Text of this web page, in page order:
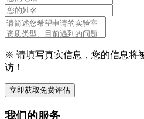
※ 请填写真实信息，您的信息将
访！
立即获取免费评估
我们的服务